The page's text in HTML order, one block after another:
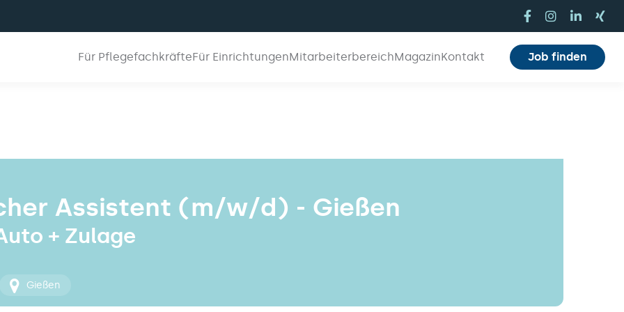
Für PflegefachkräfteFür EinrichtungenMitarbeiterbereichMagazinKontakt Job finden
Assistent (m/w/d) - Gießen
+ Zulage
Gießen